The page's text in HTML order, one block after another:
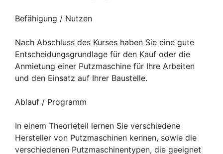
Befähigung / Nutzen
Nach Abschluss des Kurses haben Sie eine gute
Entscheidungsgrundlage für den Kauf oder die
Anmietung einer Putzmaschine für Ihre Arbeiten
und den Einsatz auf Ihrer Baustelle.
Ablauf / Programm
In einem Theorieteil lernen Sie verschiedene
Hersteller von Putzmaschinen kennen, sowie die
verschiedenen Putzmaschinentypen, die geeignet